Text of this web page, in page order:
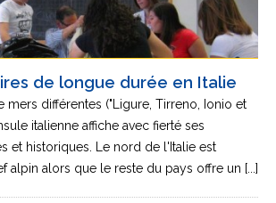
de longue durée en Italie
mers différentes ("Ligure, Tirreno, Ionio et
italienne affiche avec fierté ses
et historiques. Le nord de l'Italie est
alpin alors que le reste du pays offre un [...]